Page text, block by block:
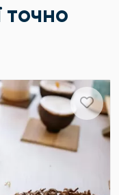
точно